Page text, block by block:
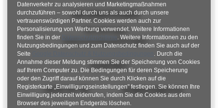
INFORMATIONEN
Verordnungen
Datenschutzbestimmungen
KONTAKT
+48 601 547 740 hurt@factoryprice.eu
Datenverkehr zu analysieren und Marketingmaßnahmen
durchzuführen – sowohl durch uns als auch durch unsere
vertrauenswürdigen Partner. Cookies werden auch zur
Personalisierung von Werbung verwendet. Weitere Informationen
finden Sie in der
Datenschutzrichtlinie. Weitere Informationen zu den
Nutzungsbedingungen und zum Datenschutz finden Sie auch auf der
Seite
. Durch die
Annahme dieser Meldung stimmen Sie der Speicherung von Cookies
auf Ihrem Computer zu. Die Bedingungen für deren Speicherung
oder den Zugriff darauf können Sie durch Klicken auf die
Registerkarte „Einwilligungseinstellungen" festlegen. Sie können Ihre
Einwilligung jederzeit widerrufen, indem Sie die Cookies aus dem
Browser des jeweiligen Endgeräts löschen.